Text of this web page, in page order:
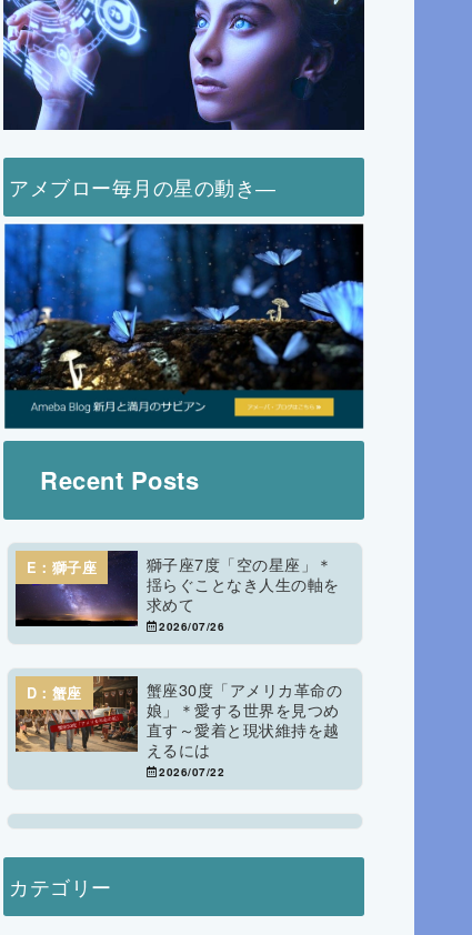
アメブロー毎月の星の動き―
Recent Posts
E：獅子座
獅子座7度「空の星座」＊
揺らぐことなき人生の軸を
求めて
2026/07/26
D：蟹座
蟹座30度「アメリカ革命の
娘」＊愛する世界を見つめ
直す～愛着と現状維持を越
えるには
2026/07/22
カテゴリー